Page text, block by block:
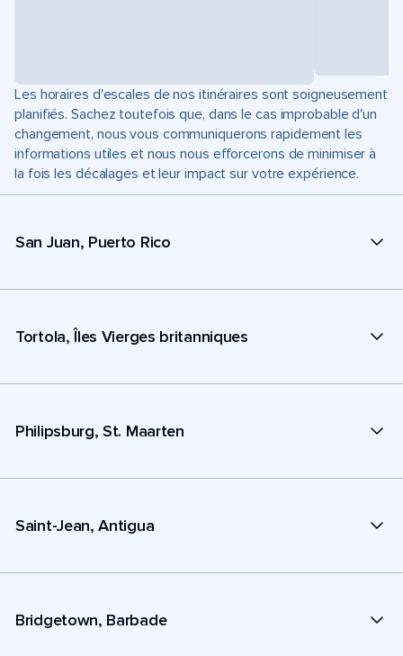
Les horaires d'escales de nos itinéraires sont soigneusement
planifiés. Sachez toutefois que, dans le cas improbable d'un
changement, nous vous communiquerons rapidement les
informations utiles et nous nous efforcerons de minimiser à
la fois les décalages et leur impact sur votre expérience.
San Juan, Puerto Rico
Tortola, Îles Vierges britanniques
Philipsburg, St. Maarten
Saint-Jean, Antigua
Bridgetown, Barbade